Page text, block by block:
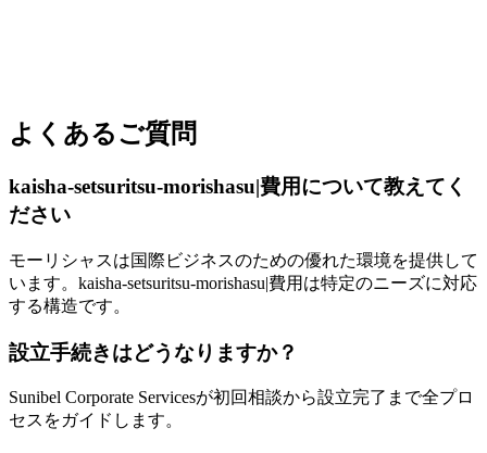
よくあるご質問
kaisha-setsuritsu-morishasu|費用について教えてく
ださい
モーリシャスは国際ビジネスのための優れた環境を提供して
います。kaisha-setsuritsu-morishasu|費用は特定のニーズに対応
する構造です。
設立手続きはどうなりますか？
Sunibel Corporate Servicesが初回相談から設立完了まで全プロ
セスをガイドします。